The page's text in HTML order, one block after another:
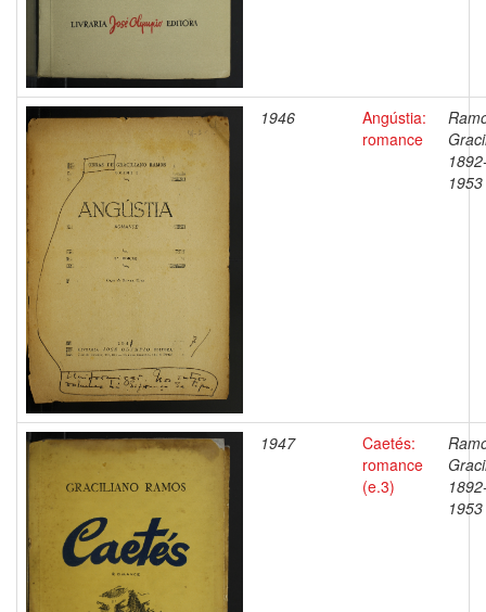
1946
Angústia:
romance
1953
1947
Caetés:
romance
(e.3)
1953